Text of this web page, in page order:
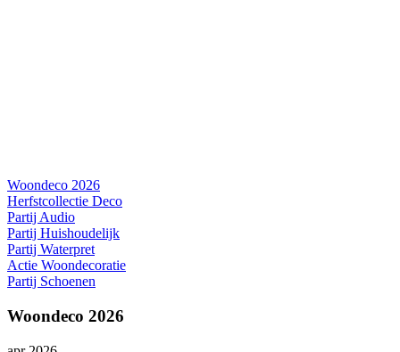
Woondeco 2026
Herfstcollectie Deco
Partij Audio
Partij Huishoudelijk
Partij Waterpret
Actie Woondecoratie
Partij Schoenen
Woondeco 2026